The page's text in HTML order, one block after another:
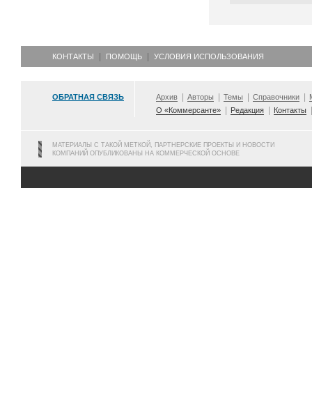
КОНТАКТЫ ПОМОЩЬ УСЛОВИЯ ИСПОЛЬЗОВАНИЯ
ОБРАТНАЯ СВЯЗЬ Архив Авторы Темы Справочники
О «Коммерсанте»
Редакция Контакты
МАТЕРИАЛЫ С ТАКОЙ МЕТКОЙ, ПАРТНЕРСКИЕ ПРОЕКТЫ И НОВОСТИ
КОМПАНИЙ ОПУБЛИКОВАНЫ НА КОММЕРЧЕСКОЙ ОСНОВЕ